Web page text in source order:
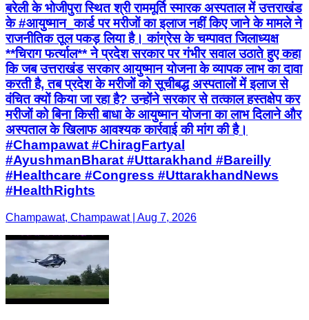
बरेली के भोजीपुरा स्थित श्री राममूर्ति स्मारक अस्पताल में उत्तराखंड
के #आयुष्मान_कार्ड पर मरीजों का इलाज नहीं किए जाने के मामले ने
राजनीतिक तूल पकड़ लिया है। कांग्रेस के चम्पावत जिलाध्यक्ष
**चिराग फर्त्याल** ने प्रदेश सरकार पर गंभीर सवाल उठाते हुए कहा
कि जब उत्तराखंड सरकार आयुष्मान योजना के व्यापक लाभ का दावा
करती है, तब प्रदेश के मरीजों को सूचीबद्ध अस्पतालों में इलाज से
वंचित क्यों किया जा रहा है? उन्होंने सरकार से तत्काल हस्तक्षेप कर
मरीजों को बिना किसी बाधा के आयुष्मान योजना का लाभ दिलाने और
अस्पताल के खिलाफ आवश्यक कार्रवाई की मांग की है।
#Champawat #ChiragFartyal
#AyushmanBharat #Uttarakhand #Bareilly
#Healthcare #Congress #UttarakhandNews
#HealthRights
Champawat, Champawat | Aug 7, 2026